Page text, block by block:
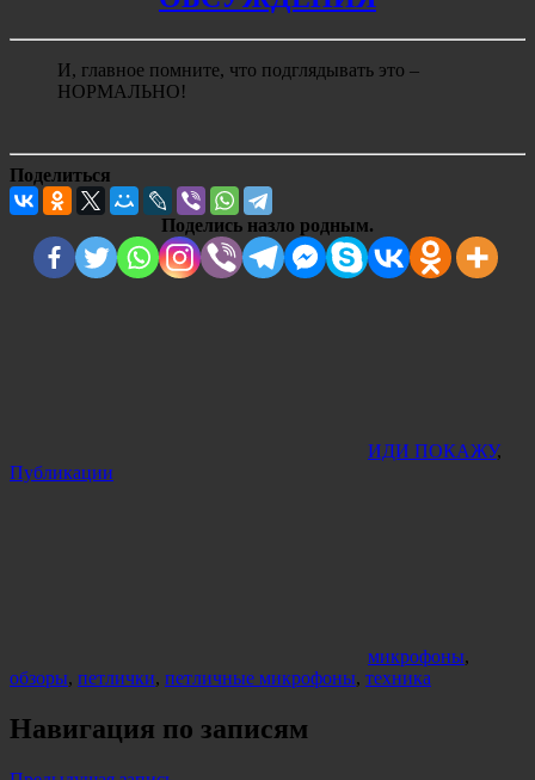
И, главное помните, что подглядывать это –
НОРМАЛЬНО!
Поделиться
Поделись назло родным.
ИДИ ПОКАЖУ,
Публикации
микрофоны,
обзоры, петлички, петличные микрофоны, техника
Навигация по записям